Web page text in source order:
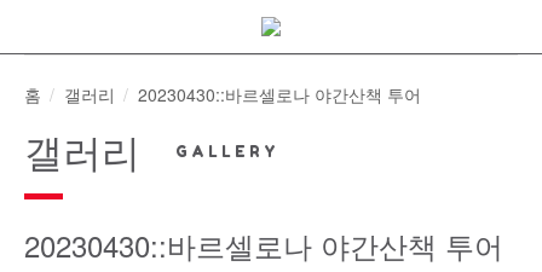
content
홈
갤러리 20230430::바르셀로나 야간산책 투어
갤러리
20230430::바르셀로나 야간산책 투어